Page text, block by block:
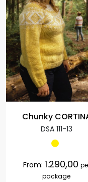
Chunky
DSA 111-13
From: 1.290,00
package